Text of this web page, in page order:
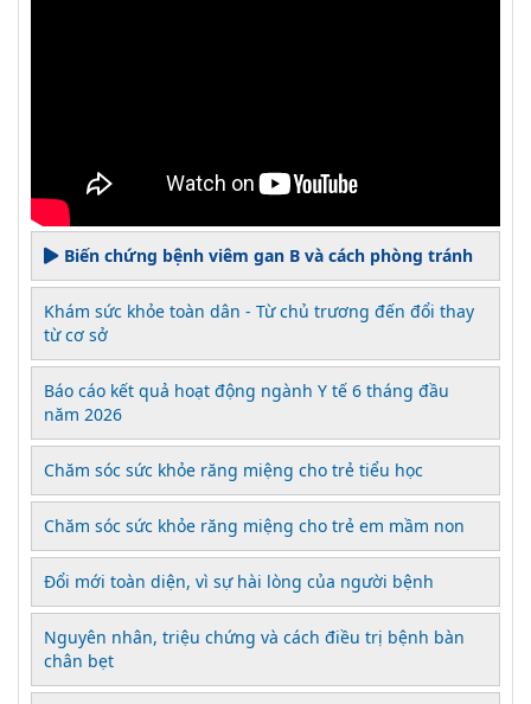
Biến chứng bệnh viêm gan B và cách phòng tránh
Khám sức khỏe toàn dân - Từ chủ trương đến đổi thay
từ cơ sở
Báo cáo kết quả hoạt động ngành Y tế 6 tháng đầu
năm 2026
Chăm sóc sức khỏe răng miệng cho trẻ tiểu học
Chăm sóc sức khỏe răng miệng cho trẻ em mầm non
Đổi mới toàn diện, vì sự hài lòng của người bệnh
Nguyên nhân, triệu chứng và cách điều trị bệnh bàn
chân bẹt